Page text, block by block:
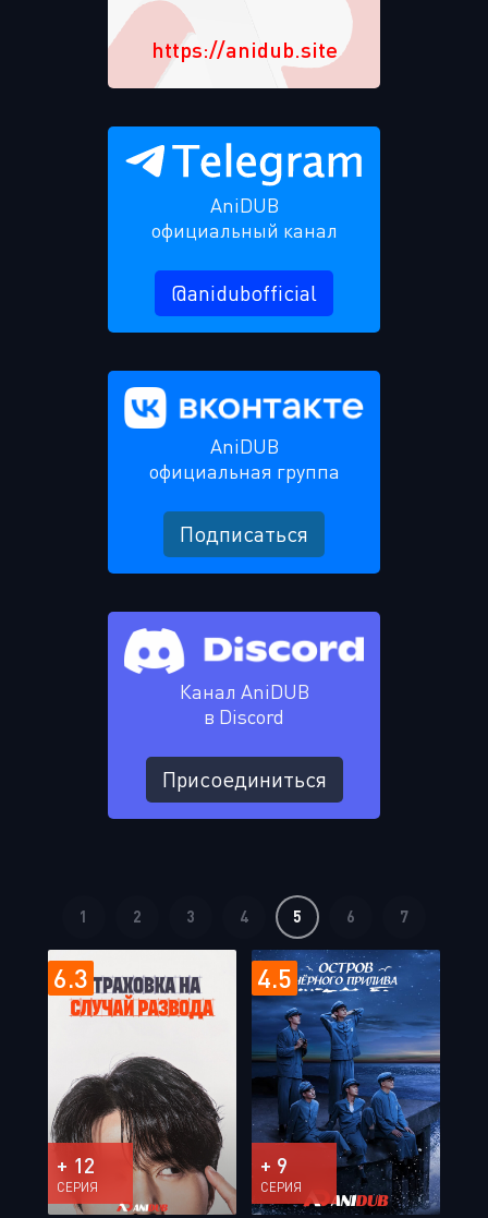
https://anidub.site
AniDUB
официальный канал
@anidubofficial
AniDUB
официальная группа
Подписаться
Канал AniDUB
в Discord
Присоединиться
1 2 3 4 5 6 7
6.3
+ 12
СЕРИЯ
4.5
+ 9
СЕРИЯ